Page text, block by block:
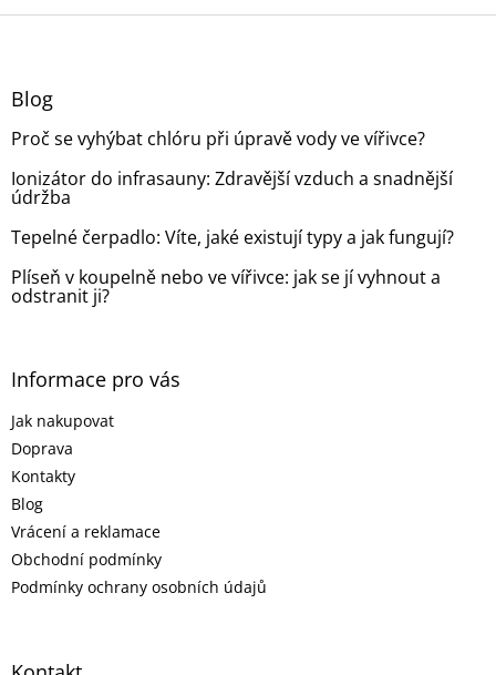
Z
Blog
Proč se vyhýbat chlóru při úpravě vody ve vířivce?
Ionizátor do infrasauny: Zdravější vzduch a snadnější
údržba
Tepelné čerpadlo: Víte, jaké existují typy a jak fungují?
Plíseň v koupelně nebo ve vířivce: jak se jí vyhnout a
odstranit ji?
Informace pro vás
Jak nakupovat
Doprava
Kontakty
Blog
Vrácení a reklamace
Obchodní podmínky
Podmínky ochrany osobních údajů